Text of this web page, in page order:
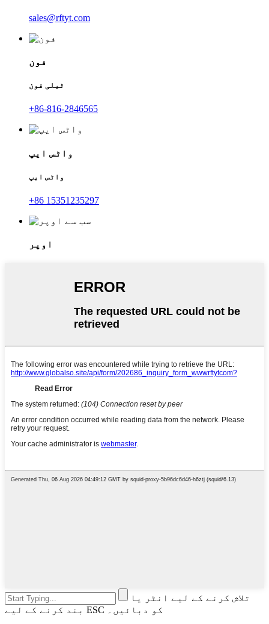
sales@rftyt.com
فون
ٹیلی فون
+86-816-2846565
واٹس ایپ
واٹس ایپ
+86 15351235297
اوپر
تلاش کرنے کے لیے انٹر یا
بند کرنے کے لیے ESC کو دبائیں۔